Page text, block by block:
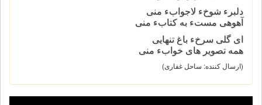
دلبرء شوخء لاجوابء منى
آهوهى مستء به كتابء منى
اى گلى سرخء باغ تنهايى
همه تصوير هاى خوابء منى
(ارسال کننده: ساحل غفاری)